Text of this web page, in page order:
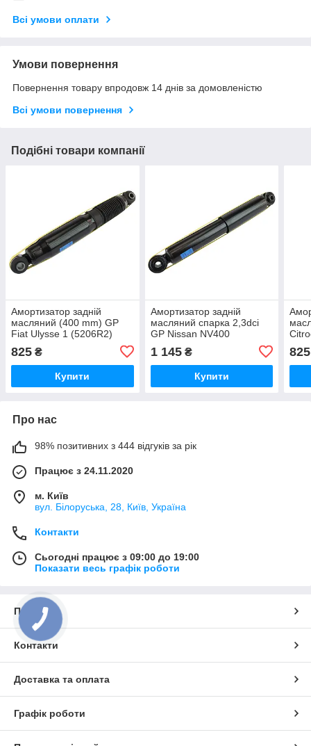
Всі умови оплати
Умови повернення
Повернення товару впродовж 14 днів за домовленістю
Всі умови повернення
Подібні товари компанії
Амортизатор задній
масляний (400 mm) GP
Fiat Ulysse 1 (5206R2)
825 ₴
Купити
Амортизатор задній
масляний спарка 2,3dci
GP Nissan NV400
1 145₴
Купити
825
Про нас
98% позитивних з 444 відгуків за рік
Працює з 24.11.2020
м. Київ
вул. Білоруська, 28, Київ, Україна
Контакти
Сьогодні працює з 09:00 до 19:00
Показати весь графік роботи
Про нас
Контакти
Доставка та оплата
Графік роботи